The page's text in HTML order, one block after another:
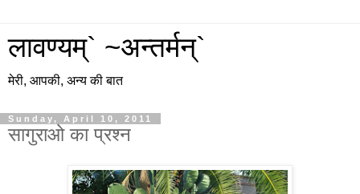
लावण्यम्` ~अन्तर्मन्`
मेरी, आपकी, अन्य की बात
Sunday, April 10, 2011
सागुराओ का प्रश्न